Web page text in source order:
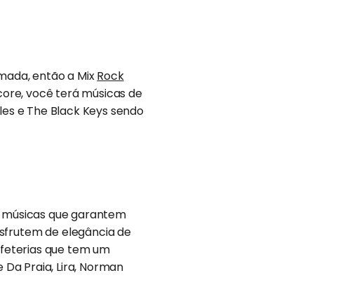
então a MixRock
você terá músicas de
e The Black Keys sendo
que garantem
de elegância de
que tem um
Praia, Lira, Norman